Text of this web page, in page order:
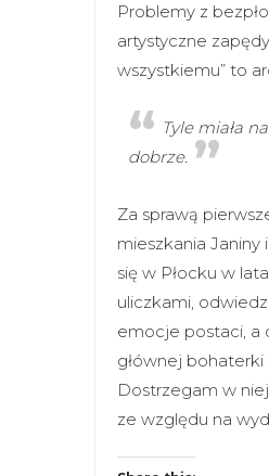
Problemy z
artystyczne
wszystkiemu” to
Tyle miała
dobrze.
Za sprawą
mieszkania Janiny
się w Płocku w
uliczkami,
emocje postaci, a
głównej bohaterki
Dostrzegam w
ze względu na